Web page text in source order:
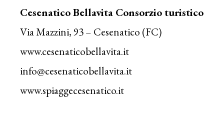
Cesenatico Bellavita Consorzio turistico
Via Mazzini, 93 – Cesenatico (FC)
www.cesenaticobellavita.it
info@cesenaticobellavita.it
www.spiaggecesenatico.it